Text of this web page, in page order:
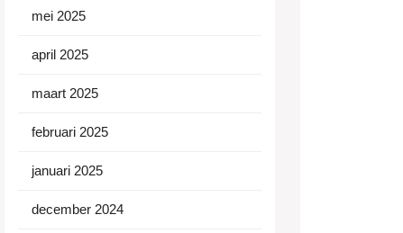
mei 2025
april 2025
maart 2025
februari 2025
januari 2025
december 2024